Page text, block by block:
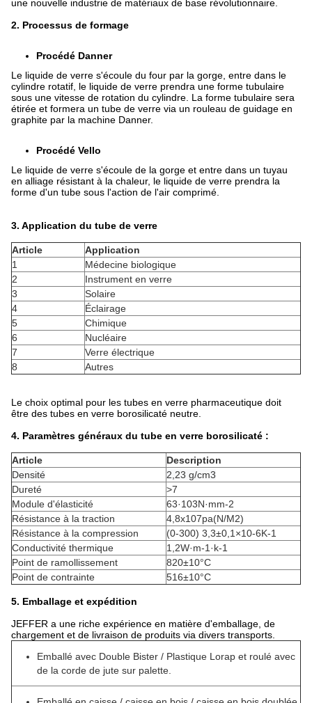
une nouvelle industrie de matériaux de base révolutionnaire.
2. Processus de formage
Procédé Danner
Le liquide de verre s'écoule du four par la gorge, entre dans le
cylindre rotatif, le liquide de verre prendra une forme tubulaire
sous une vitesse de rotation du cylindre. La forme tubulaire sera
étirée et formera un tube de verre via un rouleau de guidage en
graphite par la machine Danner.
Procédé Vello
Le liquide de verre s'écoule de la gorge et entre dans un tuyau
en alliage résistant à la chaleur, le liquide de verre prendra la
forme d'un tube sous l'action de l'air comprimé.
3. Application du tube de verre
Article
Application
1
Médecine biologique
2
Instrument en verre
3
Solaire
4
Éclairage
5
Chimique
6
Nucléaire
7
Verre électrique
8
Autres
Le choix optimal pour les tubes en verre pharmaceutique doit
être des tubes en verre borosilicaté neutre.
4. Paramètres généraux du tube en verre borosilicaté :
Article
Description
Densité
2,23 g/cm3
Dureté
>7
Module d'élasticité
63·103N·mm-2
Résistance à la traction
4,8x107pa(N/M2)
Résistance à la compression
(0-300) 3,3±0,1×10-6K-1
Conductivité thermique
1,2W·m-1·k-1
Point de ramollissement
820±10°C
Point de contrainte
516±10°C
5. Emballage et expédition
JEFFER a une riche expérience en matière d'emballage, de
chargement et de livraison de produits via divers transports.
Emballé avec Double Bister / Plastique Lorap et roulé avec
de la corde de jute sur palette.